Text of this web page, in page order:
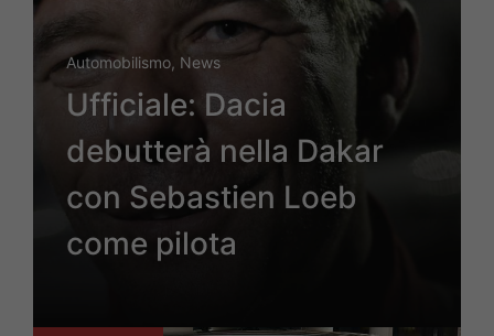
Automobilismo, News
Ufficiale: Dacia
debutterà nella Dakar
con Sebastien Loeb
come pilota